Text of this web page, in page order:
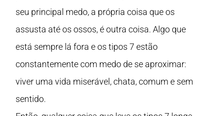
seu principal medo, a própria coisa que os
assusta até os ossos, é outra coisa. Algo que
está sempre lá fora e os tipos 7 estão
constantemente com medo de se aproximar:
viver uma vida miserável, chata, comum e sem
sentido.